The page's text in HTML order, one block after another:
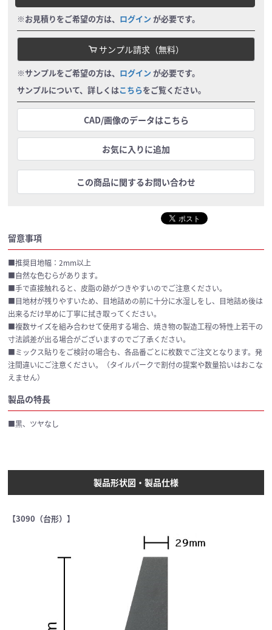
※お見積りをご希望の方は、 ログイン が必要です。
サンプル請求（無料）
※サンプルをご希望の方は、 ログイン が必要です。
サンプルについて、詳しくはこちらをご覧ください。
CAD/画像のデータはこちら
お気に入りに追加
この商品に関するお問い合わせ
留意事項
■推奨目地幅：2mm以上
■自然な色むらがあります。
■手で直接触れると、皮脂の跡がつきやすいのでご注意ください。
■目地材が残りやすいため、目地詰めの前に十分に水湿しをし、目地詰め後は
出来るだけ早めに丁寧に拭き取ってください。
■複数サイズを組み合わせて使用する場合、焼き物の製造工程の特性上若干の
寸法誤差が出る場合がございますのでご了承ください。
■ミックス貼りをご検討の場合も、各品番ごとに枚数でご注文となります。発
注間違いにご注意ください。（タイルパークで割付の提案や数量拾いはおこな
えません）
製品の特長
■黒、ツヤなし
製品形状図・製品仕様
【3090（台形）】